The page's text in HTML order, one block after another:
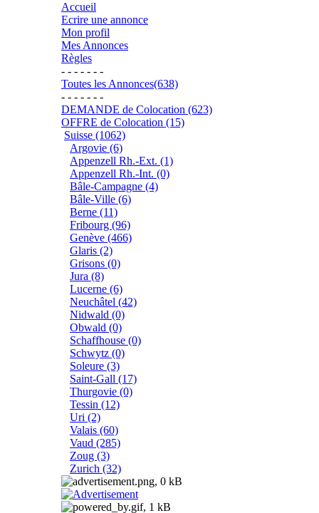
Accueil
Ecrire une annonce
Mon profil
Mes Annonces
Règles
- - - - - - -
Toutes les Annonces(638)
- - - - - - -
DEMANDE de Colocation (623)
OFFRE de Colocation (15)
Suisse (1062)
Argovie (6)
Appenzell Rh.-Ext. (1)
Appenzell Rh.-Int. (0)
Bâle-Campagne (4)
Bâle-Ville (6)
Berne (11)
Fribourg (96)
Genève (466)
Glaris (2)
Grisons (0)
Jura (8)
Lucerne (6)
Neuchâtel (42)
Nidwald (0)
Obwald (0)
Schaffhouse (0)
Schwytz (0)
Soleure (3)
Saint-Gall (17)
Thurgovie (0)
Tessin (12)
Uri (2)
Valais (60)
Vaud (285)
Zoug (3)
Zurich (32)